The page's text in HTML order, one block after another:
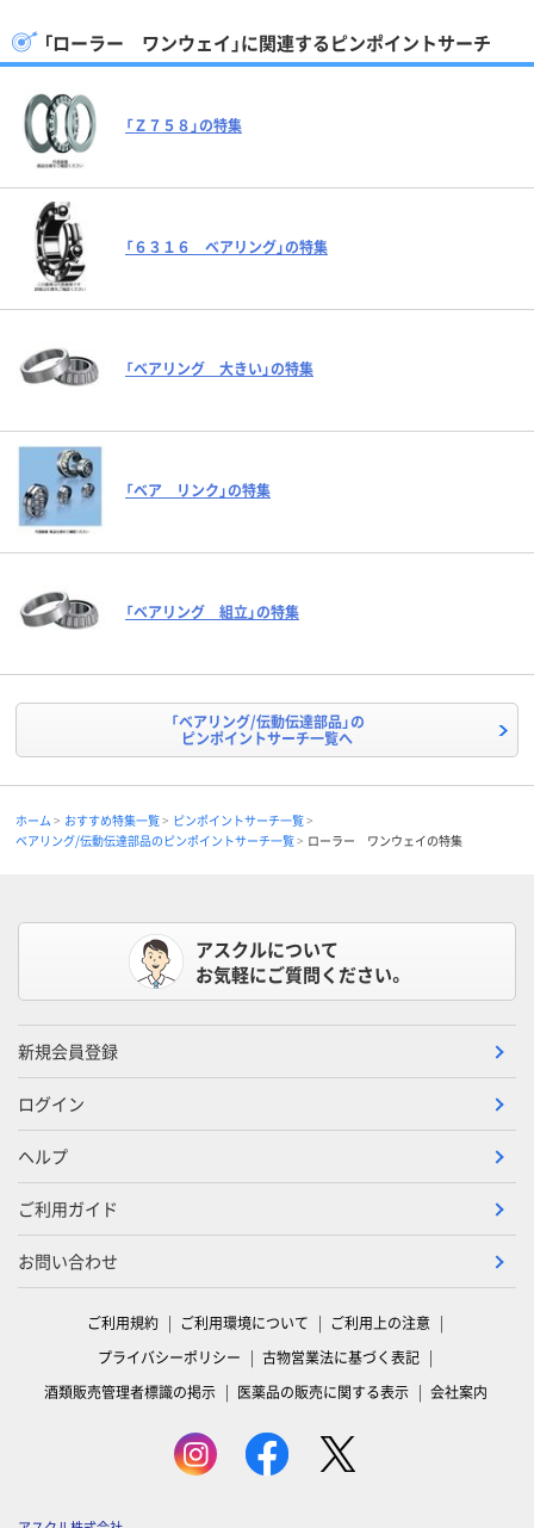
「ローラー ワンウェイ」に関連するピンポイントサーチ
「Ｚ７５８」の特集
「６３１６ ベアリング」の特集
「ベアリング 大きい」の特集
「ベア リンク」の特集
「ベアリング 組立」の特集
「ベアリング/伝動伝達部品」の
ピンポイントサーチ一覧へ
ホーム おすすめ特集一覧
ピンポイントサーチ一覧
ベアリング/伝動伝達部品のピンポイントサーチ一覧
ローラー ワンウェイの特集
アスクルについて
お気軽にご質問ください。
新規会員登録
ログイン
ヘルプ
ご利用ガイド
お問い合わせ
ご利用規約 ご利用環境について
ご利用上の注意
プライバシーポリシー
古物営業法に基づく表記
酒類販売管理者標識の掲示
医薬品の販売に関する表示 会社案内